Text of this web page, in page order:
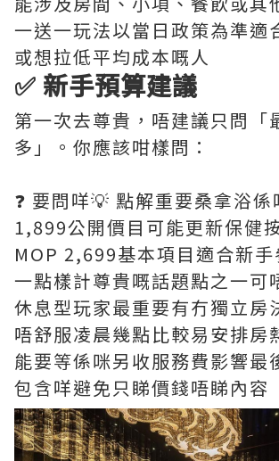
一送一玩法以當日政策為準適
或想拉低平均成本嘅人
✅ 新手預算建議
第一次去尊貴，唔建議只問「
多」。你應該咁樣問：
❓ 要問咩💡 點解重要桑拿浴
1,899公開價目可能更新保健
MOP 2,699基本項目適合新手
一點樣計尊貴嘅話題點之一可
休息型玩家最重要有冇獨立房
唔舒服凌晨幾點比較易安排房
能要等係咪另收服務費影響最
包含咩避免只睇價錢唔睇內容